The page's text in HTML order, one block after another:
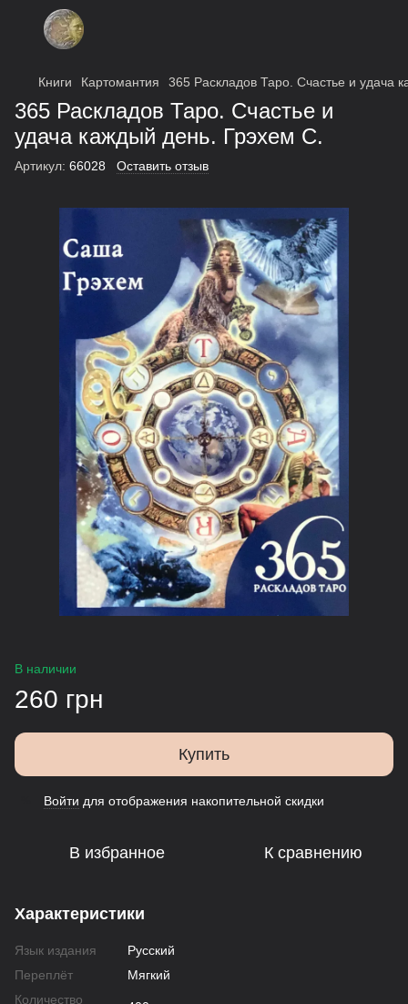
Книги Картомантия 365 Раскладов Таро. Счастье и удача
365 Раскладов Таро. Счастье и
удача каждый день. Грэхем С.
Артикул: 66028 Оставить отзыв
В наличии
260 грн
Купить
Войти для отображения накопительной скидки
В избранное К сравнению
Характеристики
Язык издания
Русский
Переплёт
Мягкий
Количество